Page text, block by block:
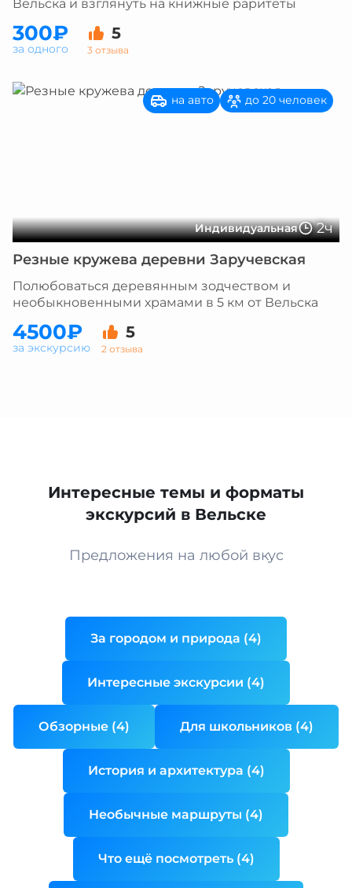
Вельска и взглянуть на книжные раритеты
300₽ 5
3 отзыва
за одного
Индивидуальная 2ч
на авто до 20 человек
Резные кружева деревни Заручевская
Полюбоваться деревянным зодчеством и
необыкновенными храмами в 5 км от Вельска
4500₽ 5
2 отзыва
за экскурсию
Интересные темы и форматы
экскурсий в Вельске
Предложения на любой вкус
За городом и природа (4)
Интересные экскурсии (4)
Обзорные (4) Для школьников (4)
История и архитектура (4)
Необычные маршруты (4)
Что ещё посмотреть (4)